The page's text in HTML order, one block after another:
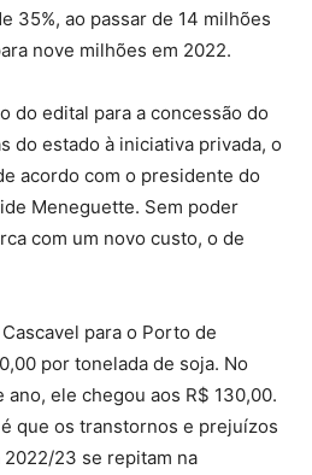
35%, ao passar de 14 milhões
nove milhões em 2022.
do edital para a concessão do
do estado à iniciativa privada, o
acordo com o presidente do
Meneguette. Sem poder
com um novo custo, o de
para o Porto de
por tonelada de soja. No
ele chegou aos R$ 130,00.
que os transtornos e prejuízos
23 se repitam na